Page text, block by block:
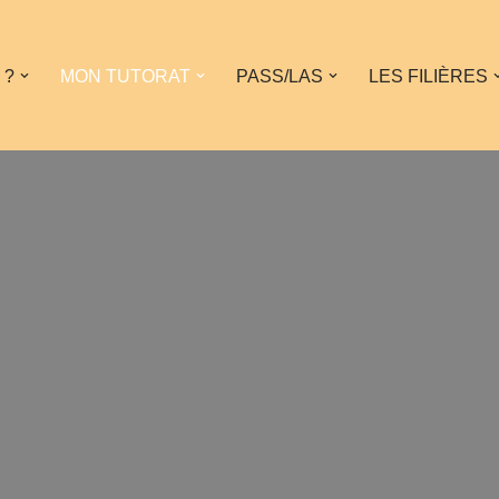
? MON TUTORAT PASS/LAS LES FILIÈRES